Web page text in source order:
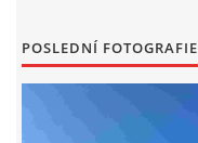
POSLEDNÍ FOTOGRAFIE